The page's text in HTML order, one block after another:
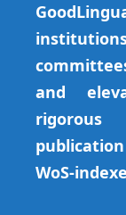
and
publication
WoS-